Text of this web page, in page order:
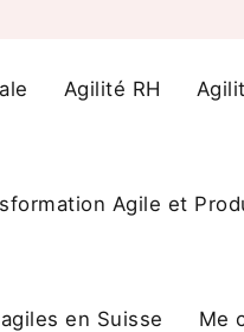
Agilité RH
Agile et
en Suisse Me